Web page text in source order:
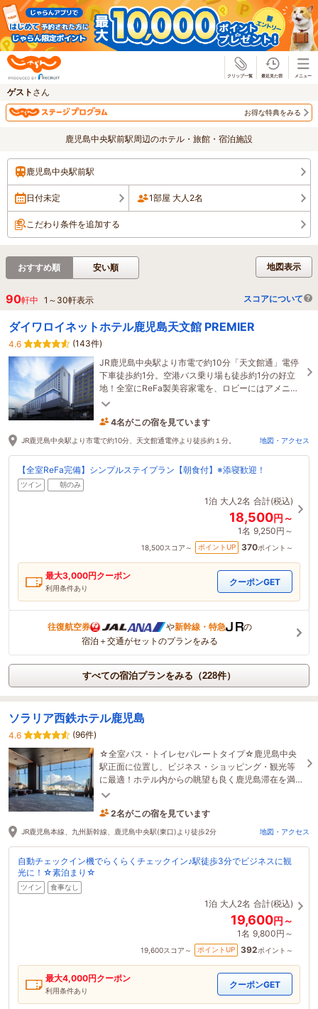
ゲスト さん
お得な特典をみる
鹿児島中央駅前駅周辺のホテル・旅館・宿泊施設
鹿児島中央駅前駅
日付未定 1部屋 大人2名
こだわり条件を追加する
地図表示
おすすめ順 安い順
90軒中 1 ～ 30軒表示 スコアについて
ダイワロイネットホテル鹿児島天文館 PREMIER
4.6
(143件)
JR鹿児島中央駅より市電で約10分「天文館通」電停
下車徒歩約1分。空港バス乗り場も徒歩約1分の好立
地！全室にReFa製美容家電を、ロビーにはアメニテ
ィバーを設置。一部を除きバス・トイレはセミセパ
4名がこの宿を見ています
24分前に予約されました
JR鹿児島中央駅より市電で約10分、天文館通電停より徒歩約１分。 地図・アクセス
【全室ReFa完備】シンプルステイプラン【朝食付】※添寝歓迎！
ツイン 朝のみ
1泊 大人2名 合計(税込)
18,500円～
1名 9,250円～
18,500スコア～ ポイントUP 370ポイント～
最大3,000円クーポン
利用条件あり
クーポンGET
往復航空券 や新幹線・特急
の
宿泊＋交通がセットのプランをみる
すべての宿泊プランをみる（228件）
ソラリア西鉄ホテル鹿児島
4.6
(96件)
☆全室バス・トイレセパレートタイプ☆鹿児島中央
駅正面に位置し、ビジネス・ショッピング・観光等
に最適！ホテル内からの眺望も良く鹿児島滞在を満
喫♪鹿児島の郷土料理を味わえるブッフェ朝食。
2名がこの宿を見ています
1時間前に予約されました
JR鹿児島本線、九州新幹線、鹿児島中央駅(東口)より徒歩2分 地図・アクセス
自動チェックイン機でらくらくチェックイン♪駅徒歩3分でビジネスに観
光に！☆素泊まり☆
ツイン 食事なし
1泊 大人2名 合計(税込)
19,600円～
1名 9,800円～
19,600スコア～ ポイントUP 392ポイント～
最大4,000円クーポン
利用条件あり
クーポンGET